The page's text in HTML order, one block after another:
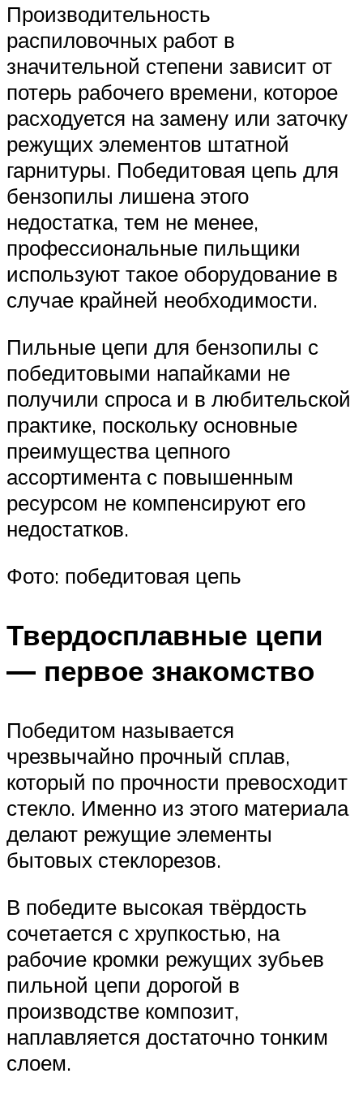
Производительность
распиловочных работ в
значительной степени зависит от
потерь рабочего времени, которое
расходуется на замену или заточку
режущих элементов штатной
гарнитуры. Победитовая цепь для
бензопилы лишена этого
недостатка, тем не менее,
профессиональные пильщики
используют такое оборудование в
случае крайней необходимости.
Пильные цепи для бензопилы с
победитовыми напайками не
получили спроса и в любительской
практике, поскольку основные
преимущества цепного
ассортимента с повышенным
ресурсом не компенсируют его
недостатков.
Фото: победитовая цепь
Твердосплавные цепи
— первое знакомство
Победитом называется
чрезвычайно прочный сплав,
который по прочности превосходит
стекло. Именно из этого материала
делают режущие элементы
бытовых стеклорезов.
В победите высокая твёрдость
сочетается с хрупкостью, на
рабочие кромки режущих зубьев
пильной цепи дорогой в
производстве композит,
наплавляется достаточно тонким
слоем.